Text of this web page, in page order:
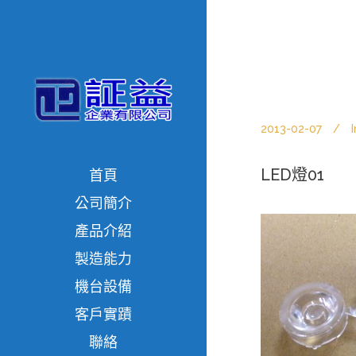
首頁
公司簡介
產品介紹
製造能力
機台設備
客戶實蹟
聯絡
2013-02-07
LED燈01